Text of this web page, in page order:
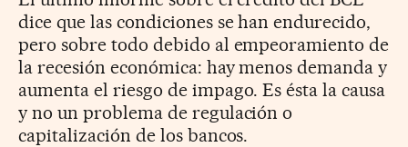
dice que las condiciones se han endurecido,
pero sobre todo debido al empeoramiento de
la recesión económica: hay menos demanda y
aumenta el riesgo de impago. Es ésta la causa
y no un problema de regulación o
capitalización de los bancos.